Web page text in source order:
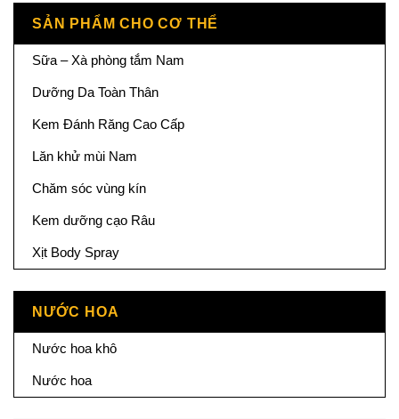
SẢN PHẨM CHO CƠ THỂ
Sữa – Xà phòng tắm Nam
Dưỡng Da Toàn Thân
Kem Đánh Răng Cao Cấp
Lăn khử mùi Nam
Chăm sóc vùng kín
Kem dưỡng cạo Râu
Xịt Body Spray
NƯỚC HOA
Nước hoa khô
Nước hoa